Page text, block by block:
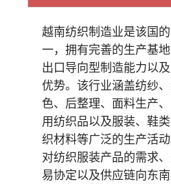
越南纺织制造业是该国
一，拥有完善的生产基地
出口导向型制造能力以
优势。该行业涵盖纺纱
色、后整理、面料生产
用纺织品以及服装、鞋
织材料等广泛的生产活
对纺织服装产品的需求
易协定以及供应链向东南